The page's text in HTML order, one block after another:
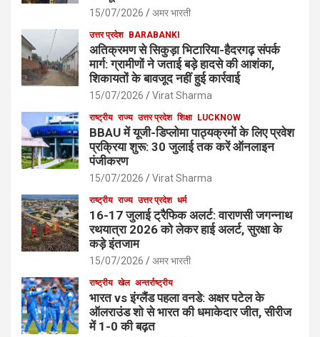
15/07/2026 अमर भारती
उत्तर प्रदेश BARABANKI
अतिक्रमण से सिकुड़ा भिटारिया-हैदरगढ़ संपर्क
मार्ग: ग्रामीणों ने जताई बड़े हादसे की आशंका,
शिकायतों के बावजूद नहीं हुई कार्रवाई
15/07/2026 Virat Sharma
राष्ट्रीय राज्य उत्तर प्रदेश शिक्षा LUCKNOW
BBAU में यूजी-डिप्लोमा पाठ्यक्रमों के लिए प्रवेश
प्रक्रिया शुरू: 30 जुलाई तक करें ऑनलाइन
पंजीकरण
15/07/2026 Virat Sharma
राष्ट्रीय राज्य उत्तर प्रदेश धर्म
16-17 जुलाई ट्रैफिक अलर्ट: वाराणसी जगन्नाथ
रथयात्रा 2026 को लेकर हाई अलर्ट, सुरक्षा के
कड़े इंतजाम
15/07/2026 अमर भारती
राष्ट्रीय खेल अन्तर्राष्ट्रीय
भारत vs इंग्लैंड पहला वनडे: अक्षर पटेल के
ऑलराउंड शो से भारत की धमाकेदार जीत, सीरीज
में 1-0 की बढ़त